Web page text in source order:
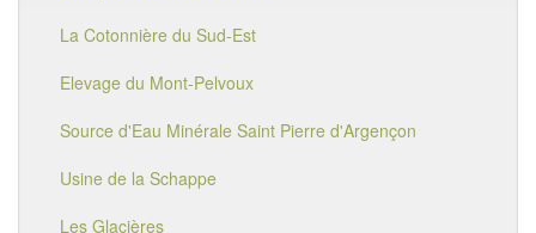
La Cotonnière du Sud-Est
Elevage du Mont-Pelvoux
Source d'Eau Minérale Saint Pierre d'Argençon
Usine de la Schappe
Les Glacières